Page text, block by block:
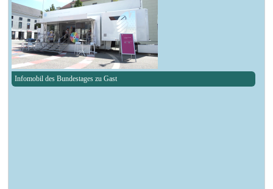
Infomobil des Bundestages zu Gast